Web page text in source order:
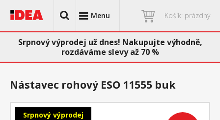
Menu Košík: prázdný
Srpnový výprodej už dnes! Nakupujte výhodně,
rozdáváme slevy až 70 %
Srpnový výprodej
Nástavec rohový ESO 11555 buk